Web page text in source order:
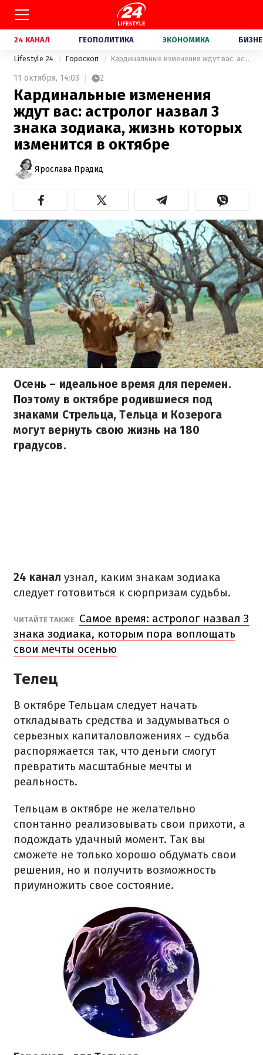
24 КАНАЛ ГЕОПОЛИТИКА ЭКОНОМИКА
Lifestyle 24 Гороскоп Кардинальные изменения ждут вас: астролог назвал 3 знака зодиака, жизнь которых изменится в октябре
11 октября, 14:03 2
Кардинальные изменения
ждут вас: астролог назвал 3
знака зодиака, жизнь которых
изменится в октябре
Ярослава Прадид
Осень – идеальное время для перемен.
Поэтому в октябре родившиеся под
знаками Стрельца, Тельца и Козерога
могут вернуть свою жизнь на 180
градусов.
24 канал узнал, каким знакам зодиака
следует готовиться к сюрпризам судьбы.
ЧИТАЙТЕ ТАКЖЕ Самое время: астролог назвал 3
знака зодиака, которым пора воплощать
свои мечты осенью
Телец
В октябре Тельцам следует начать
откладывать средства и задумываться о
серьезных капиталовложениях – судьба
распоряжается так, что деньги смогут
превратить масштабные мечты и
реальность.
Тельцам в октябре не желательно
спонтанно реализовывать свои прихоти, а
подождать удачный момент. Так вы
сможете не только хорошо обдумать свои
решения, но и получить возможность
приумножить свое состояние.